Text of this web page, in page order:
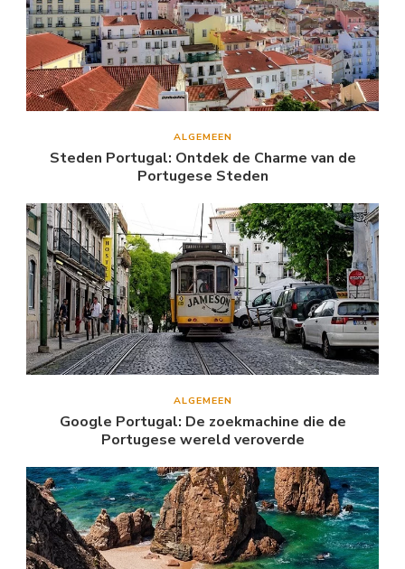
ALGEMEEN
Steden Portugal: Ontdek de Charme van de
Portugese Steden
ALGEMEEN
Google Portugal: De zoekmachine die de
Portugese wereld veroverde